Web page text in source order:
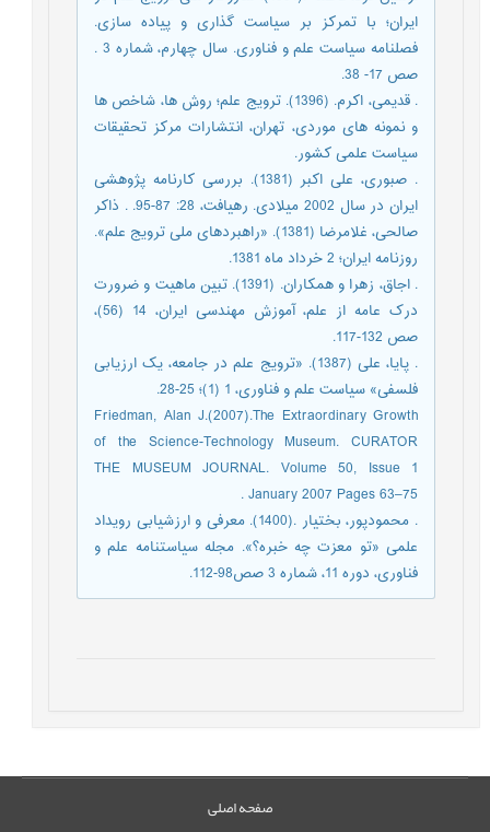
ایران؛ با تمرکز بر سیاست گذاری و پیاده سازی.
فصلنامه سیاست علم و فناوری. سال چهارم، شماره 3 .
صص 17- 38.
. قدیمی، اکرم. (1396). ترویج علم؛ روش ها، شاخص ها
و نمونه های موردی، تهران، انتشارات مرکز تحقیقات
سیاست علمی کشور.
. صبوری، علی اکبر (1381). بررسی کارنامه پژوهشی
ایران در سال 2002 میلادی. رهیافت، 28: 87-95. . ذاکر
صالحی، غلامرضا (1381). «راهبردهای ملی ترویج علم».
روزنامه ایران؛ 2 خرداد ماه 1381.
. اجاق، زهرا و همکاران. (1391). تبین ماهیت و ضرورت
درک عامه از علم، آموزش مهندسی ایران، 14 (56)،
صص 132-117.
. پایا، علی (1387). «ترویج علم در جامعه، یک ارزیابی
فلسفی» سیاست علم و فناوری، 1 (1)؛ 25-28.
Friedman, Alan J.(2007).The Extraordinary Growth
of the Science-Technology Museum. CURATOR
THE MUSEUM JOURNAL. Volume 50, Issue 1
January 2007 Pages 63–75 .
. محمودپور، بختیار .(1400). معرفی و ارزشیابی رویداد
علمی «تو معزت چه خبره؟». مجله سیاستنامه علم و
فناوری، دوره 11، شماره 3 صص98-112.
صفحه اصلی